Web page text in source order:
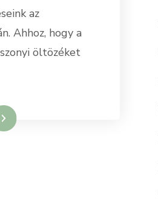
az
Ahhoz, hogy a
öltözéket